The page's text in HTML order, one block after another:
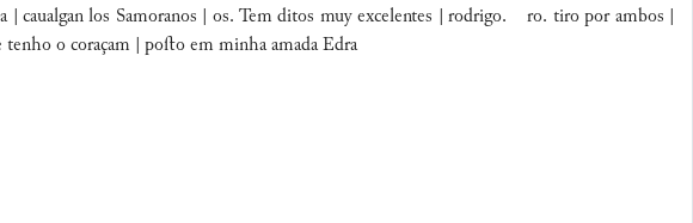
caualgan los Samoranos | os. Tem ditos muy excelentes | rodrigo. ro. tiro por ambos |
o coraçam | poſto em minha amada Edra